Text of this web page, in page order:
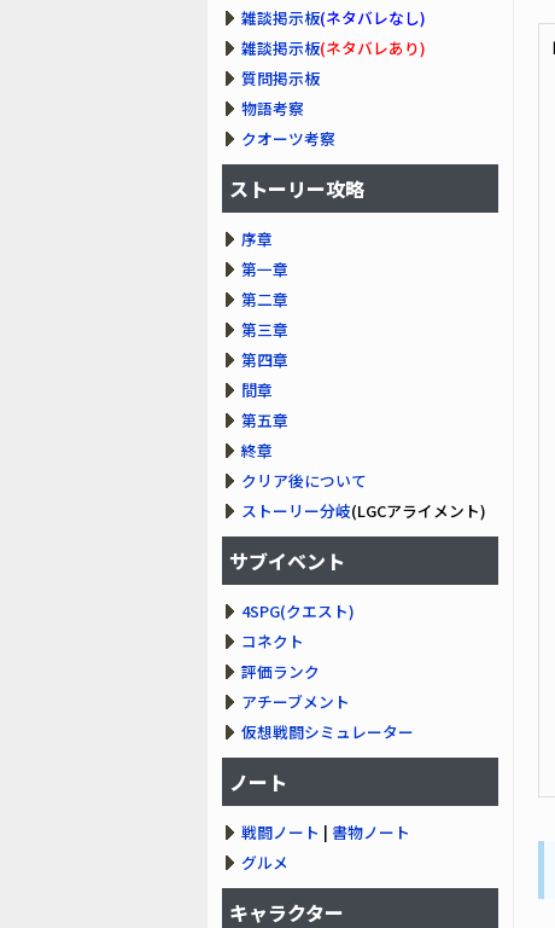
雑談掲示板(ネタバレなし)
雑談掲示板(ネタバレあり)
質問掲示板
物語考察
クオーツ考察
ストーリー攻略
序章
第一章
第二章
第三章
第四章
間章
第五章
終章
クリア後について
ストーリー分岐(LGCアライメント)
サブイベント
4SPG(クエスト)
コネクト
評価ランク
アチーブメント
仮想戦闘シミュレーター
ノート
戦闘ノート | 書物ノート
グルメ
キャラクター